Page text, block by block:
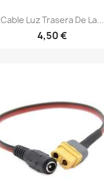
Cable Luz Trasera De La...
4,50 €